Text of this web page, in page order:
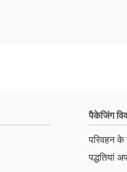
पैकेजिंग
परिवहन
पद्धतियां